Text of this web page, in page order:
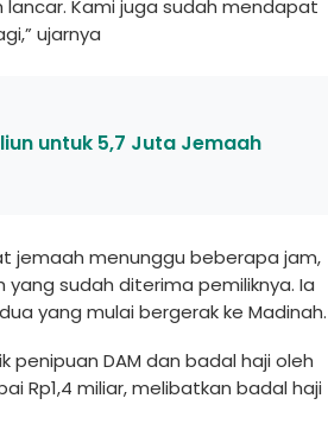
Kami juga sudah mendapat
ujarnya
untuk 5,7 Juta Jemaah
jemaah menunggu beberapa jam,
sudah diterima pemiliknya. Ia
yang mulai bergerak ke Madinah.
DAM dan badal haji oleh
Rp1,4 miliar, melibatkan badal haji